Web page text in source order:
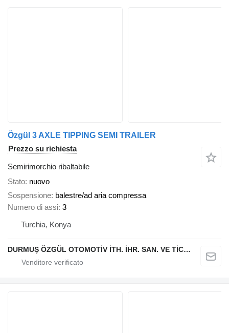
Özgül 3 AXLE TIPPING SEMI TRAILER
Prezzo su richiesta
Semirimorchio ribaltabile
Stato nuovo
Sospensione balestre/ad aria compressa
Numero di assi 3
Turchia, Konya
DURMUŞ ÖZGÜL OTOMOTİV İTH. İHR. SAN. VE TİC. A.Ş